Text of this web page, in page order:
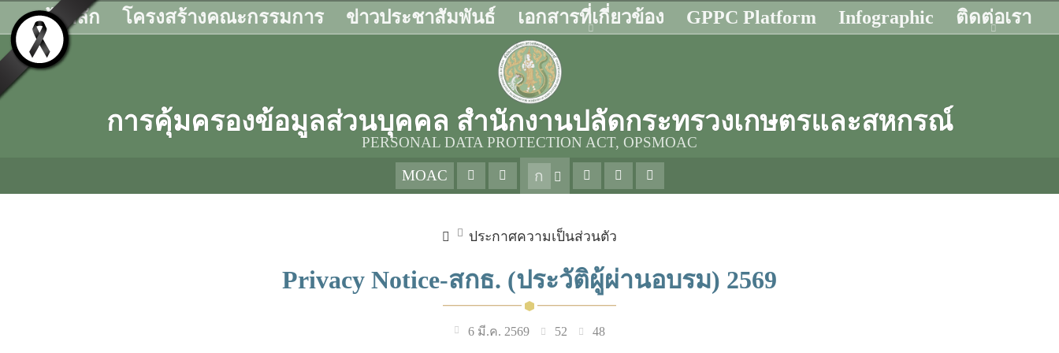
หน้าหลัก โครงสร้างคณะกรรมการ ข่าวประชาสัมพันธ์ เอกสารที่เกี่ยวข้อง GPPC Platform Infographic ติดต่อเรา
การคุ้มครองข้อมูลส่วนบุคคล สำนักงานปลัดกระทรวงเกษตรและสหกรณ์
PERSONAL DATA PROTECTION ACT, OPSMOAC
MOAC
ก
ประกาศความเป็นส่วนตัว
Privacy Notice-สกธ. (ประวัติผู้ผ่านอบรม) 2569
6 มี.ค. 2569 52 48